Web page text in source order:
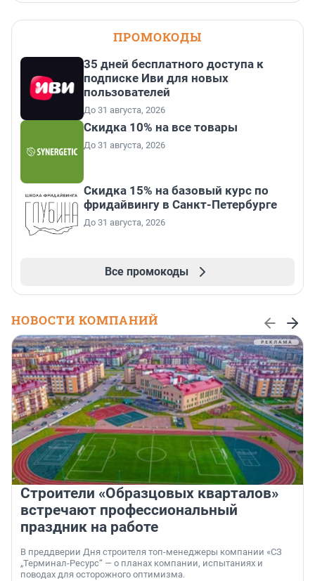
ПРОМОКОДЫ
35 дней бесплатного доступа к
подписке Иви для новых
пользователей
До 31 августа, 2026
Скидка 10% на все товары
До 31 августа, 2026
Скидка 15% на базовый курс по
фридайвингу в Санкт-Петербурге
До 31 августа, 2026
Все промокоды
НОВОСТИ КОМПАНИЙ
Строители «Образцовых кварталов»
встречают профессиональный
праздник на работе
В преддверии Дня строителя топ-менеджеры компании «СЗ
„Терминал-Ресурс“ — о планах компании, испытаниях и
поводах для осторожного оптимизма.